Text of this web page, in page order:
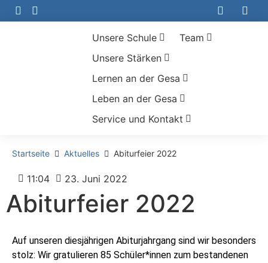
Unsere Schule
Team
Unsere Stärken
Lernen an der Gesa
Leben an der Gesa
Service und Kontakt
Startseite Aktuelles Abiturfeier 2022
11:04 23. Juni 2022
Abiturfeier 2022
Auf unseren diesjährigen Abiturjahrgang sind wir besonders
stolz: Wir gratulieren 85 Schüler*innen zum bestandenen